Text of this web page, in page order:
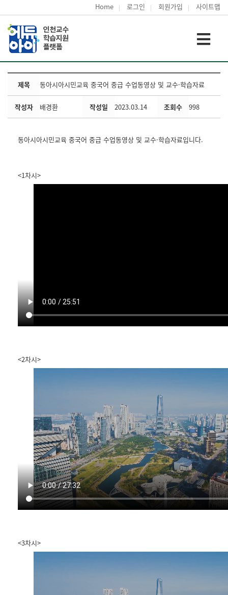
Home 로그인 회원가입 사이트맵
제목 동아시아시민교육 중국어 중급 수업동영상 및 교수·학습자료
작성자 배경환 작성일 2023.03.14 조회수 998
동아시아시민교육 중국어 중급 수업동영상 및 교수·학습자료입니다.
<1차시>
<2차시>
<3차시>